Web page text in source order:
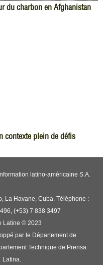
du charbon en Afghanistan
contexte plein de défis
latino-américaine S.A.
La Havane, Cuba. Téléphone :
(+53) 7 838 3497
Latine © 2023
par le Département de
Technique de Prensa
Latina.